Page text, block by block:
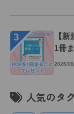
３
【
1冊
2026/
人気のタ